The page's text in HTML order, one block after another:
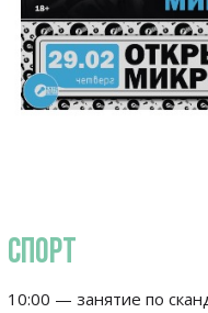
СПОРТ
10:00 — занятие по